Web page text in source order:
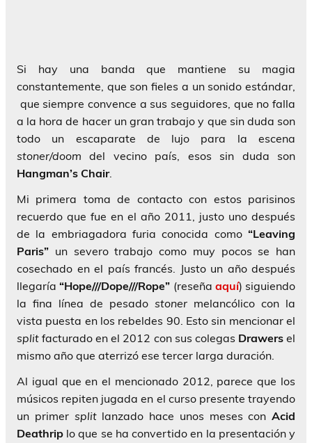
Si hay una banda que mantiene su magia
constantemente, que son fieles a un sonido estándar,
que siempre convence a sus seguidores, que no falla
a la hora de hacer un gran trabajo y que sin duda son
todo un escaparate de lujo para la escena
stoner/doom del vecino país, esos sin duda son
Hangman’s Chair.
Mi primera toma de contacto con estos parisinos
recuerdo que fue en el año 2011, justo uno después
de la embriagadora furia conocida como “Leaving
Paris” un severo trabajo como muy pocos se han
cosechado en el país francés. Justo un año después
llegaría“Hope///Dope///Rope” (reseña aquí) siguiendo
la fina línea de pesado stoner melancólico con la
vista puesta en los rebeldes 90. Esto sin mencionar el
split facturado en el 2012 con sus colegas Drawersel
mismo año que aterrizó ese tercer larga duración.
Al igual que en el mencionado 2012, parece que los
músicos repiten jugada en el curso presente trayendo
un primer splitlanzado hace unos meses con Acid
Deathrip lo que se ha convertido en la presentación y